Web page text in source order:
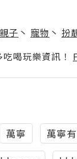
親子 丶 寵物 丶 扮
喝玩樂資訊！
萬寧 萬寧